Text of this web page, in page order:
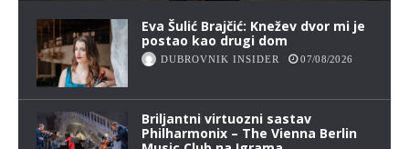
Eva Šulić Brajčić: Knežev dvor mi je
postao kao drugi dom
DUBROVNIK INSIDER 07/08/2026
Briljantni virtuozni sastav
Philharmonix – The Vienna Berlin